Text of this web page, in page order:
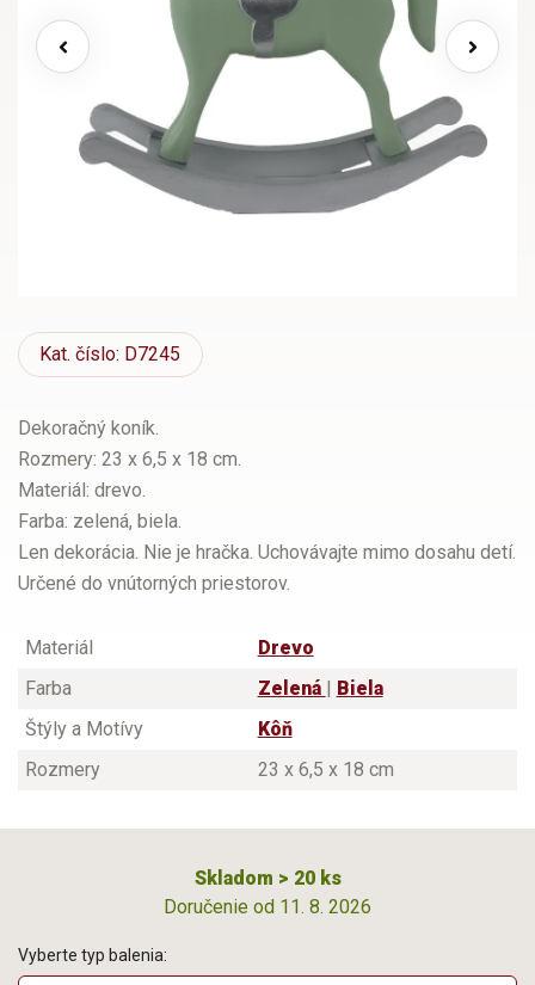
Kat. číslo: D7245
Dekoračný koník.
Rozmery: 23 x 6,5 x 18 cm.
Materiál: drevo.
Farba: zelená, biela.
Len dekorácia. Nie je hračka. Uchovávajte mimo dosahu detí.
Určené do vnútorných priestorov.
Materiál
Drevo
Farba
Zelená
Biela
Štýly a Motívy
Kôň
Rozmery
23 x 6,5 x 18 cm
Skladom > 20 ks
Doručenie od 11. 8. 2026
Vyberte typ balenia: